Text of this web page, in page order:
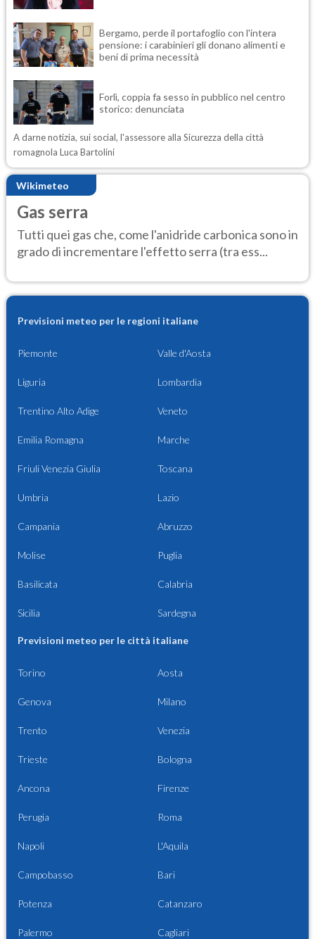
Bergamo, perde il portafoglio con l'intera
pensione: i carabinieri gli donano alimenti e
beni di prima necessità
Forlì, coppia fa sesso in pubblico nel centro
storico: denunciata
A darne notizia, sui social, l'assessore alla Sicurezza della città
romagnola Luca Bartolini
Wikimeteo
Gas serra
Tutti quei gas che, come l'anidride carbonica sono in
grado di incrementare l'effetto serra (tra ess...
Previsioni meteo per le regioni italiane
Piemonte Valle d'Aosta
Liguria Lombardia
Trentino Alto Adige Veneto
Emilia Romagna Marche
Friuli Venezia Giulia Toscana
Umbria Lazio
Campania Abruzzo
Molise Puglia
Basilicata Calabria
Sicilia Sardegna
Previsioni meteo per le città italiane
Torino Aosta
Genova Milano
Trento Venezia
Trieste Bologna
Ancona Firenze
Perugia Roma
Napoli L'Aquila
Campobasso Bari
Potenza Catanzaro
Palermo Cagliari